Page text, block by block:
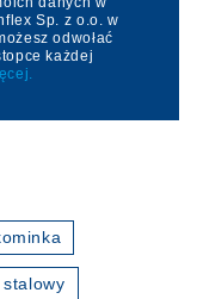
Sp. z o.o. w
odwołać
każdej